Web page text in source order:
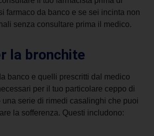
farmaco da banco e se sei incinta non
senza consultare prima il medico.
la bronchite
banco e quelli prescritti dal medico
per il tuo particolare ceppo di
una serie di rimedi casalinghi che puoi
la sofferenza. Questi includono: